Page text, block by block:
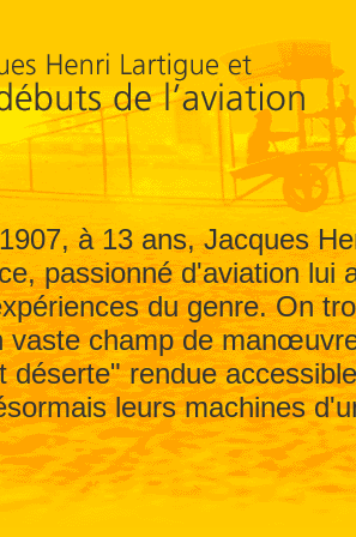
à 13 ans, Jacques
passionné d'aviation lui
du genre. On
vaste champ de
déserte" rendue
leurs machines